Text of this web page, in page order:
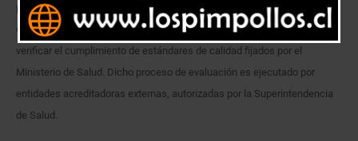
prestadores de salud chilenos autorizados por la autoridad sanitaria, es
decir: hospitales, clínicas, centros ambulatorios y laboratorios, para
verificar el cumplimiento de estándares de calidad fijados por el
Ministerio de Salud. Dicho proceso de evaluación es ejecutado por
entidades acreditadoras externas, autorizadas por la Superintendencia
de Salud.